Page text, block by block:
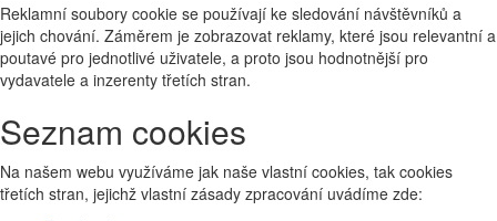
Reklamní soubory cookie se používají ke sledování návštěvníků a
jejich chování. Záměrem je zobrazovat reklamy, které jsou relevantní a
poutavé pro jednotlivé uživatele, a proto jsou hodnotnější pro
vydavatele a inzerenty třetích stran.
Seznam cookies
Na našem webu využíváme jak naše vlastní cookies, tak cookies
třetích stran, jejichž vlastní zásady zpracování uvádíme zde: